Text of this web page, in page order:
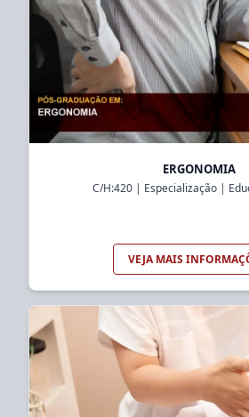
ERGONOMIA
C/H:420| Especialização|
VEJA MAIS